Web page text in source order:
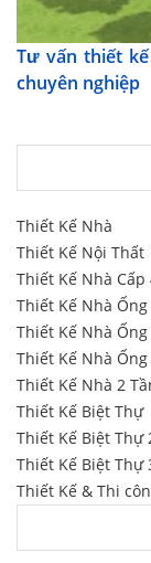
Tư vấn thiết
chuyên nghiệp
Thiết Kế Nhà
Thiết Kế Nội Thất
Thiết Kế Nhà Cấp
Thiết Kế Nhà Ống
Thiết Kế Nhà
Thiết Kế Nhà
Thiết Kế Nhà 2
Thiết Kế Biệt Thự
Thiết Kế Biệt Thự
Thiết Kế Biệt Thự
Thiết Kế & Thi